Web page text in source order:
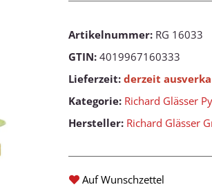
Artikelnummer: RG 16033
GTIN: 4019967160333
Lieferzeit: derzeit
Kategorie: Richard Glässer
Hersteller: Richard Glässer
Auf Wunschzettel